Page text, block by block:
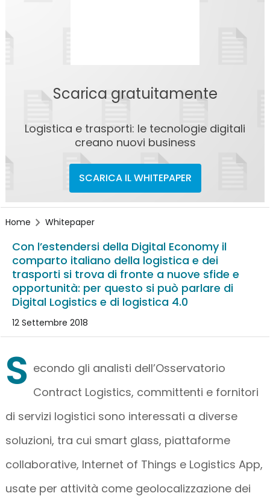
Scarica gratuitamente
Logistica e trasporti: le tecnologie digitali
creano nuovi business
SCARICA IL WHITEPAPER
Home Whitepaper
Con l’estendersi della Digital Economy il
comparto italiano della logistica e dei
trasporti si trova di fronte a nuove sfide e
opportunità: per questo si può parlare di
Digital Logistics e di logistica 4.0
12 Settembre 2018
S econdo gli analisti dell’Osservatorio
Contract Logistics, committenti e fornitori
di servizi logistici sono interessati a diverse
soluzioni, tra cui smart glass, piattaforme
collaborative, Internet of Things e Logistics App,
usate per attività come geolocalizzazione dei